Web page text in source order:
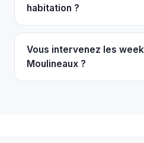
habitation ?
Vous intervenez les
Moulineaux ?